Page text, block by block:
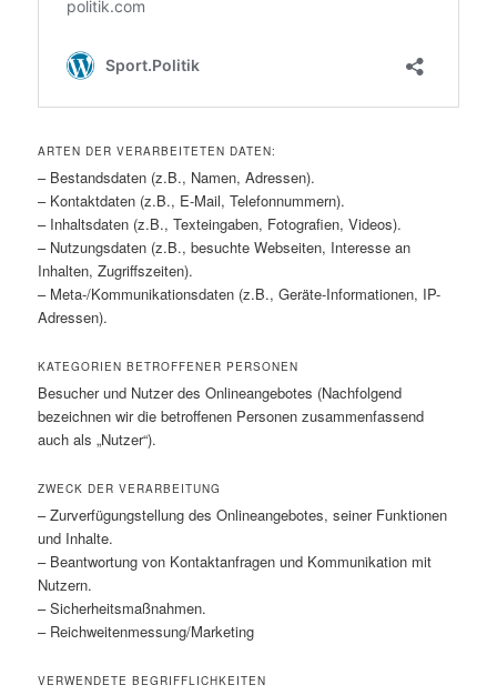
ARTEN DER VERARBEITETEN DATEN:
– Bestandsdaten (z.B., Namen, Adressen).
– Kontaktdaten (z.B., E-Mail, Telefonnummern).
– Inhaltsdaten (z.B., Texteingaben, Fotografien, Videos).
– Nutzungsdaten (z.B., besuchte Webseiten, Interesse an
Inhalten, Zugriffszeiten).
– Meta-/Kommunikationsdaten (z.B., Geräte-Informationen, IP-
Adressen).
KATEGORIEN BETROFFENER PERSONEN
Besucher und Nutzer des Onlineangebotes (Nachfolgend
bezeichnen wir die betroffenen Personen zusammenfassend
auch als „Nutzer“).
ZWECK DER VERARBEITUNG
– Zurverfügungstellung des Onlineangebotes, seiner Funktionen
und Inhalte.
– Beantwortung von Kontaktanfragen und Kommunikation mit
Nutzern.
– Sicherheitsmaßnahmen.
– Reichweitenmessung/Marketing
VERWENDETE BEGRIFFLICHKEITEN